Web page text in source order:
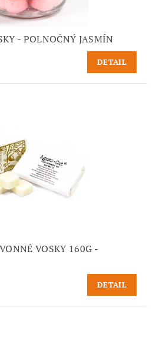
- POLNOČNÝ JASMÍN
DETAIL
VOSKY 160G -
DETAIL